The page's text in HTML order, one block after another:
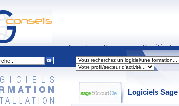
Accueil | Services | Société |
Logiciels